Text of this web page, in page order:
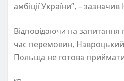
амбіції України”, –
Відповідаючи на
час перемовин,
Польща не готова